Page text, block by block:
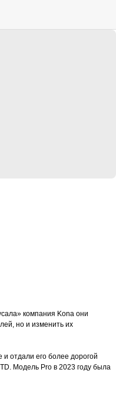
компания Kona они
но и изменить их
отдали его более дорогой
Модель Pro в 2023 году была